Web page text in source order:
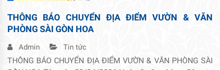
THÔNG BÁO CHUYỂN ĐỊA ĐIỂM VƯỜN & VĂN
PHÒNG SÀI GÒN HOA
Admin Tin tức
THÔNG BÁO CHUYỂN ĐỊA ĐIỂM VƯỜN & VĂN PHÒNG SÀI